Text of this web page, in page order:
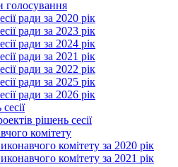
голосування
ради за 2020 рік
ради за 2023 рік
ради за 2024 рік
ради за 2021 рік
ради за 2022 рік
ради за 2025 рік
ради за 2026 рік
рішень сесії
комітету
комітету за 2020 рік
комітету за 2021 рік